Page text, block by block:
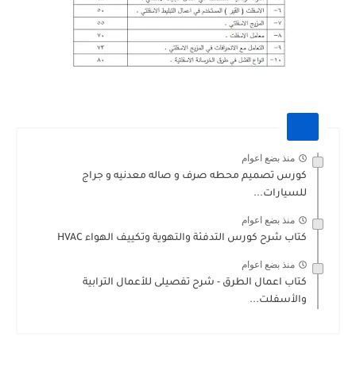
منذ بضع اعوام
كورس تصميم محطه صرف و صاله معدنيه و جراج
للسيارات...
منذ بضع اعوام
كتاب شرح كورس التدفئة والتهوية وتكييف الهواء HVAC
منذ بضع اعوام
كتاب اعمال الطرق - شرح تفصيلى للأعمال الترابية
والأسفلت...